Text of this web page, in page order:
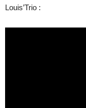
Louis’Trio :